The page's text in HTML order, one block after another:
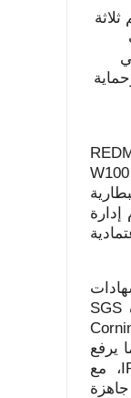
ثلاثة
W
ببطارية
SGS
كما يرفع
، مع
جاهزة